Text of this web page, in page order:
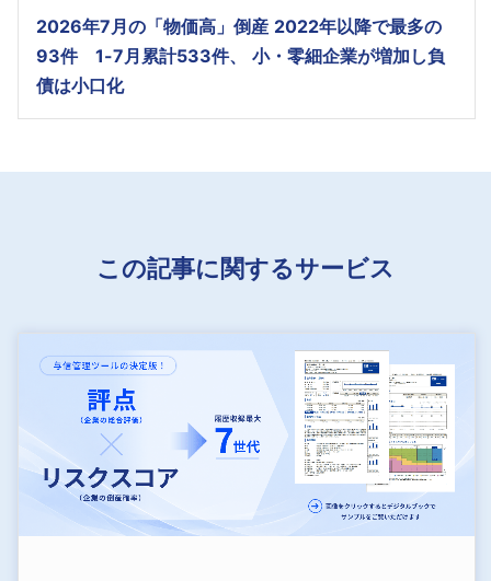
2026年7月の「物価高」倒産 2022年以降で最多の
93件 1-7月累計533件、 小・零細企業が増加し負
債は小口化
この記事に関するサービス